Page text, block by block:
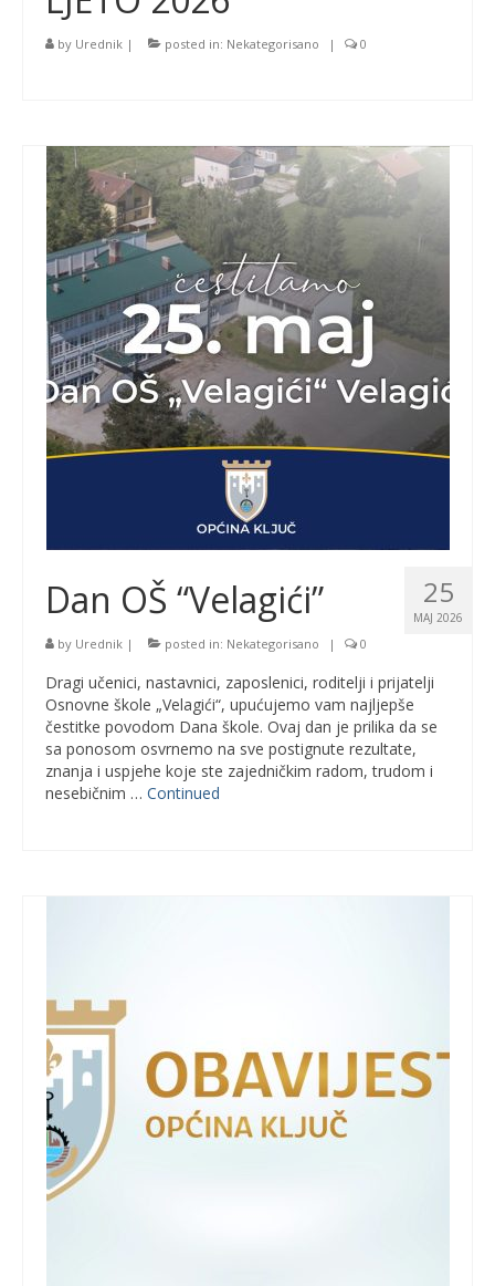
by Urednik | posted in: Nekategorisano | 0
25
MAJ 2026
Dan OŠ “Velagići”
by Urednik | posted in: Nekategorisano | 0
Dragi učenici, nastavnici, zaposlenici, roditelji i prijatelji
Osnovne škole „Velagići“, upućujemo vam najljepše
čestitke povodom Dana škole. Ovaj dan je prilika da se
sa ponosom osvrnemo na sve postignute rezultate,
znanja i uspjehe koje ste zajedničkim radom, trudom i
nesebičnim … Continued